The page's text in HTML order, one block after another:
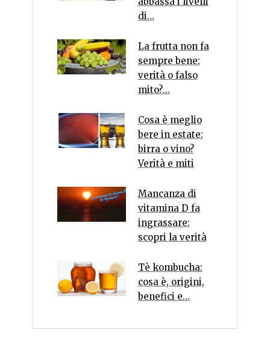
di…
La frutta non fa
sempre bene:
verità o falso
mito?…
Cosa è meglio
bere in estate:
birra o vino?
Verità e miti
Mancanza di
vitamina D fa
ingrassare:
scopri la verità
Tè kombucha:
cosa è, origini,
benefici e…